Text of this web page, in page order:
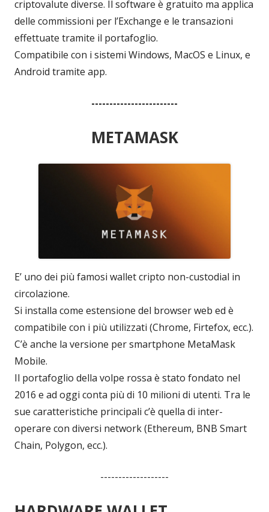
criptovalute diverse. Il software è gratuito ma applica
delle commissioni per l’Exchange e le transazioni
effettuate tramite il portafoglio.
Compatibile con i sistemi Windows, MacOS e Linux, e
Android tramite app.
------------------------
METAMASK
E’ uno dei più famosi wallet cripto non-custodial in
circolazione.
Si installa come estensione del browser web ed è
compatibile con i più utilizzati (Chrome, Firtefox, ecc.).
C’è anche la versione per smartphone MetaMask
Mobile.
Il portafoglio della volpe rossa è stato fondato nel
2016 e ad oggi conta più di 10 milioni di utenti. Tra le
sue caratteristiche principali c’è quella di inter-
operare con diversi network (Ethereum, BNB Smart
Chain, Polygon, ecc.).
-------------------